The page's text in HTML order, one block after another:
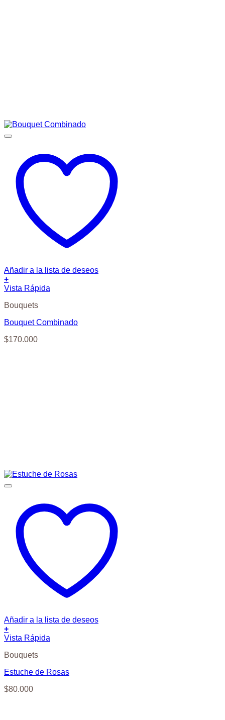
Añadir a la lista de deseos
+
Vista Rápida
Bouquets
Bouquet Combinado
$170.000
Añadir a la lista de deseos
+
Vista Rápida
Bouquets
Estuche de Rosas
$80.000